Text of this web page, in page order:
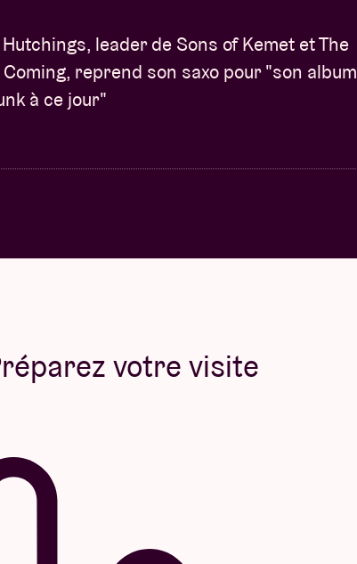
leader de Sons of Kemet et The
reprend son saxo pour "son album
à ce jour"
votre visite